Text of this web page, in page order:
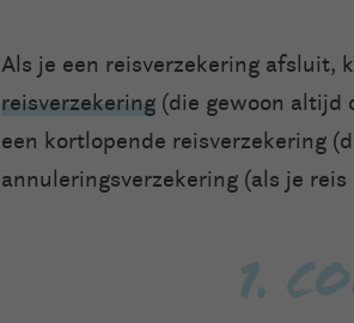
Als je een reisverzekering afsluit,
reisverzekering (die gewoon altijd
een kortlopende reisverzekering
annuleringsverzekering (als je
1.